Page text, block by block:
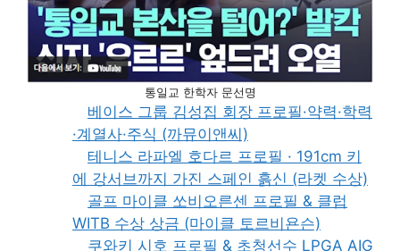
통일교 한학자 문선명
베이스 그룹 김성집 회장 프로필·약력·학력
·계열사·주식 (까뮤이앤씨)
테니스 라파엘 호다르 프로필 · 191cm 키
에 강서브까지 가진 스페인 흙신 (라켓 수상)
골프 마이클 쏘비오른센 프로필 & 클럽
WITB 수상 상금 (마이클 토르비욘슨)
쿠와키 시호 프로필 & 초청선수 LPGA AIG